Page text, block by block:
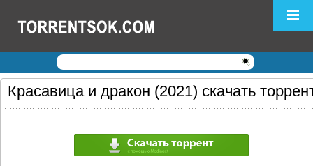
Логин: Пароль:
Забыли пароль?
Красавица и дракон (2021) скачать